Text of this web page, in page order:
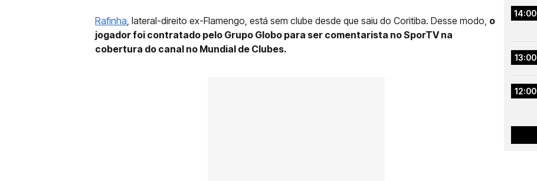
Rafinha, lateral-direito ex-Flamengo, está sem clube desde que saiu do Coritiba. Desse modo, o
jogador foi contratado pelo Grupo Globo para ser comentarista no SporTV na
cobertura do canal no Mundial de Clubes.
14:00
13:00
12:00